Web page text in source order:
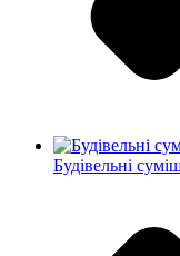
Будівельні